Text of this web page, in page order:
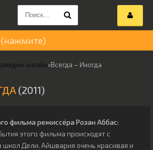
онлайн»Всегда – Иногда
(2011)
фильма режиссёра Розан Аббас:
этого фильма происходят с
школ Дели. Айшвария очень красивая и